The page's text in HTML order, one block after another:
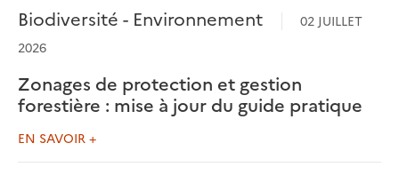
Biodiversité - Environnement
02 JUILLET
2026
Zonages de protection et gestion
forestière : mise à jour du guide pratique
EN SAVOIR +